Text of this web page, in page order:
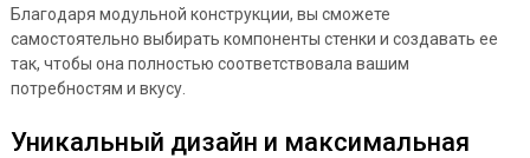
Благодаря модульной конструкции, вы сможете
самостоятельно выбирать компоненты стенки и создавать ее
так, чтобы она полностью соответствовала вашим
потребностям и вкусу.
Уникальный дизайн и максимальная